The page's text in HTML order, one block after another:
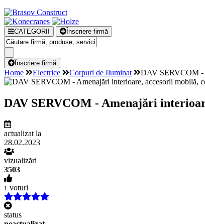
CATEGORII Înscriere firmă
Înscriere firmă
Home Electrice Corpuri de Iluminat DAV SERVCOM -
DAV SERVCOM - Amenajări
actualizat la
28.02.2023
vizualizări
3503
1 voturi
status